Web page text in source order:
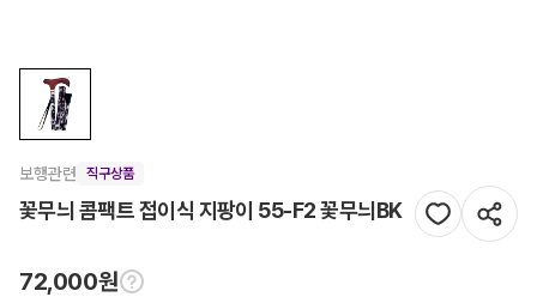
보행관련 직구상품
꽃무늬 콤팩트 접이식 지팡이 55-F2 꽃무늬BK
72,000원